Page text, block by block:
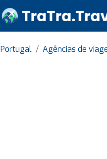
Portugal Agências de